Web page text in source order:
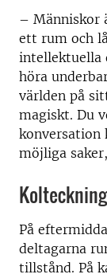
– Människor
ett rum och
intellektuella
höra
världen på
magiskt. Du
konversation
möjliga
På
deltagarna
tillstånd. På